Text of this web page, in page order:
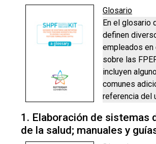
Glosario
En el glosario
definen
empleados
sobre las
incluyen
comunes
referencia del
1. Elaboración de sistemas
de la salud; manuales y